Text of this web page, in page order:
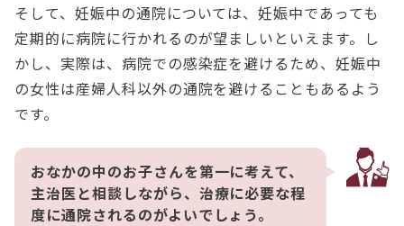
そして、妊娠中の通院については、妊娠中であっても
定期的に病院に行かれるのが望ましいといえます。し
かし、実際は、病院での感染症を避けるため、妊娠中
の女性は産婦人科以外の通院を避けることもあるよう
です。
おなかの中のお子さんを第一に考えて、
主治医と相談しながら、治療に必要な程
度に通院されるのがよいでしょう。